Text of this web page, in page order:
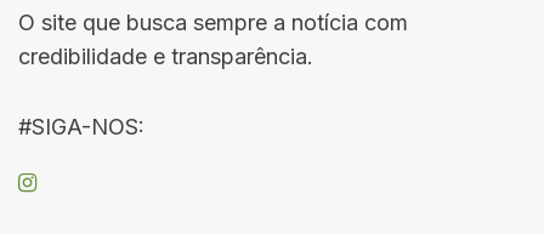
O site que busca sempre a notícia com
credibilidade e transparência.
#SIGA-NOS: